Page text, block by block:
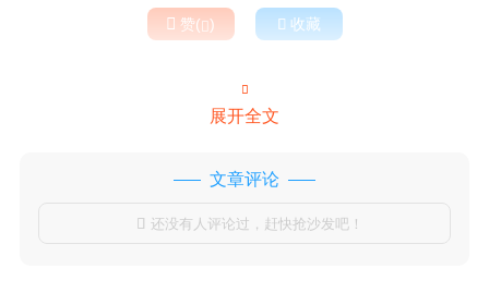
 赞()  收藏

展开全文
文章评论
 还没有人评论过，赶快抢沙发吧！